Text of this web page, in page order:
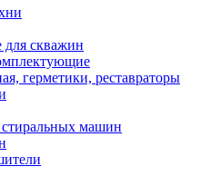
для скважин
герметики, реставраторы
машин